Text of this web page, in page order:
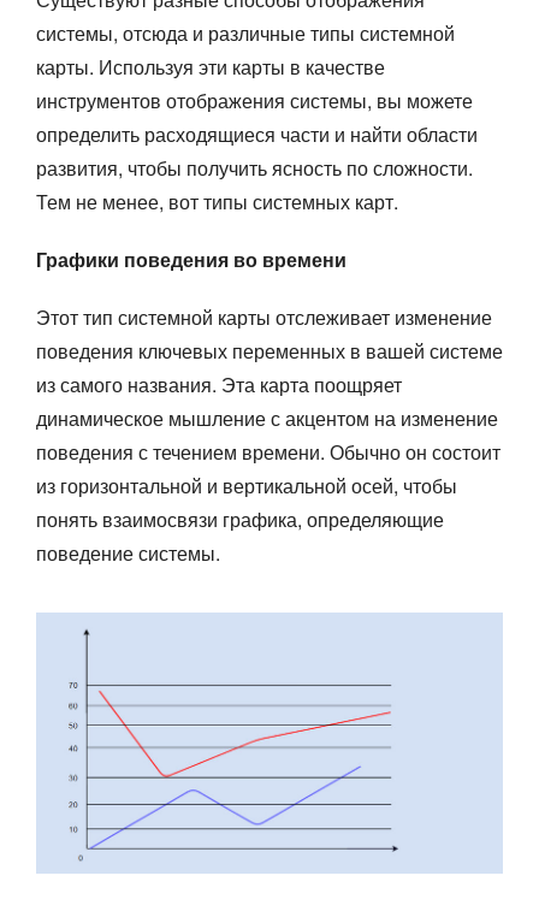
системы, отсюда и различные типы системной
карты. Используя эти карты в качестве
инструментов отображения системы, вы можете
определить расходящиеся части и найти области
развития, чтобы получить ясность по сложности.
Тем не менее, вот типы системных карт.
Графики поведения во времени
Этот тип системной карты отслеживает изменение
поведения ключевых переменных в вашей системе
из самого названия. Эта карта поощряет
динамическое мышление с акцентом на изменение
поведения с течением времени. Обычно он состоит
из горизонтальной и вертикальной осей, чтобы
понять взаимосвязи графика, определяющие
поведение системы.